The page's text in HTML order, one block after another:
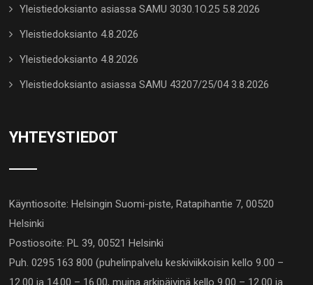
Yleistiedoksianto asiassa SAMU 3030.1O.25 5.8.2026
Yleistiedoksianto 4.8.2026
Yleistiedoksianto 4.8.2026
Yleistiedoksianto asiassa SAMU 43207/25/04 3.8.2026
YHTEYSTIEDOT
Käyntiosoite: Helsingin Suomi-piste, Ratapihantie 7, 00520
Helsinki
Postiosoite: PL 39, 00521 Helsinki
Puh. 0295 163 800 (puhelinpalvelu keskiviikkoisin kello 9.00 –
12.00 ja 14.00 – 16.00, muina arkipäivinä kello 9.00 – 12.00 ja